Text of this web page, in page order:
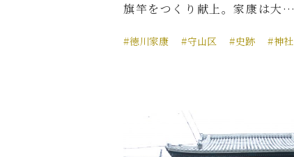
旗竿をつくり献上。家康は大…
#徳川家康 #守山区 #史跡 #神社